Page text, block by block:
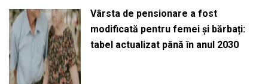
Vârsta de pensionare a fost
modificată pentru femei și bărbați:
tabel actualizat până în anul 2030